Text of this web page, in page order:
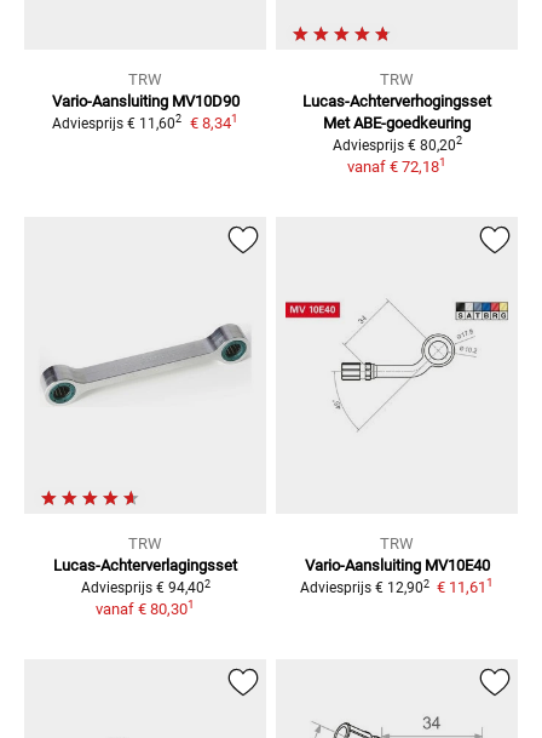
TRW
Vario-Aansluiting MV10D90
Adviesprijs € 11,602 € 8,341
TRW
Lucas-Achterverhogingsset
Met ABE-goedkeuring
Adviesprijs € 80,202
vanaf € 72,181
TRW
Lucas-Achterverlagingsset
Adviesprijs € 94,402
vanaf € 80,301
TRW
Vario-Aansluiting MV10E40
Adviesprijs € 12,902 € 11,611